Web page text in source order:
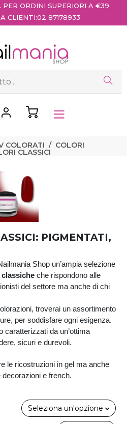
ORDINI SUPERIORI A €39
CLIENTI:02 87178933
COLORATI COLORI
CLASSICI
PIGMENTATI,
Shop un’ampia selezione
che rispondono alle
del settore ma anche di chi
troverai un assortimento
per soddisfare ogni esigenza.
caratterizzati da un’ottima
sicuri e durevoli.
le ricostruzioni in gel ma anche
e french.
Seleziona un'opzione